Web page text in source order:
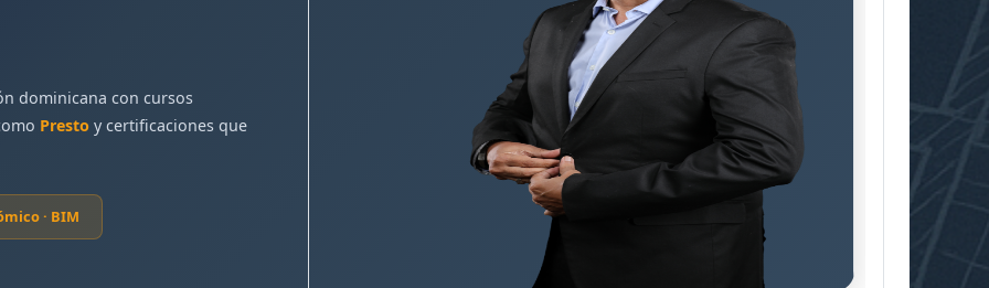
dominicana con cursos
Presto y certificaciones que
· BIM